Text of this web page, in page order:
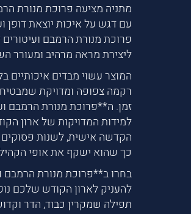
מתניה מציעה פרוכת מנורת
עם דגש על איכות יוצאת דופן
פרוכת מנורת הרמבם ועיטורים
ליצירת מראה מרהיב ומעורר
המוצר עשוי מבדים איכותיים
רקמה צפופה ומדויקת
זמן. ה**פרוכת מנורת הרמבם
למידות המדויקות של ארון
הקדשה אישית, לשנות
כך שהוא ישקף את אופי
בחרו ב**פרוכת מנורת הרמבם
להעניק לארון הקודש שלכם
תפילה שמקרין כבוד, הדר